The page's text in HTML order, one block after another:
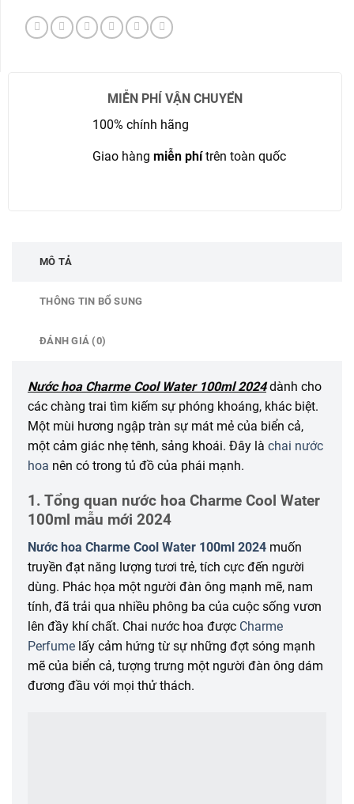
MIỄN PHÍ VẬN CHUYỂN
100% chính hãng
Giao hàng miễn phítrên toàn quốc
MÔ TẢ
THÔNG TIN BỔ SUNG
ĐÁNH GIÁ (0)
Nước hoa Charme Cool Water 100ml 2024dành cho
các chàng trai tìm kiếm sự phóng khoáng, khác biệt.
Một mùi hương ngập tràn sự mát mẻ của biển cả,
một cảm giác nhẹ tênh, sảng khoái. Đây là chai nước
hoa nên có trong tủ đồ của phái mạnh.
1. Tổng quan nước hoa Charme Cool Water
100ml mẫu mới 2024
Nước hoa Charme Cool Water 100ml 2024 muốn
truyền đạt năng lượng tươi trẻ, tích cực đến người
dùng. Phác họa một người đàn ông mạnh mẽ, nam
tính, đã trải qua nhiều phông ba của cuộc sống vươn
lên đầy khí chất. Chai nước hoa được Charme
Perfume lấy cảm hứng từ sự những đợt sóng mạnh
mẽ của biển cả, tượng trưng một người đàn ông dám
đương đầu với mọi thử thách.